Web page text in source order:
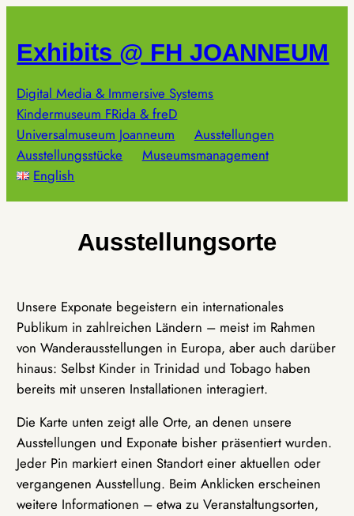
springen
Exhibits @ FH JOANNEUM
Digital Media & Immersive Systems
Kindermuseum FRida & freD
Universalmuseum Joanneum
Ausstellungen
Ausstellungsstücke
Museumsmanagement
English
Ausstellungsorte
Unsere Exponate begeistern ein internationales
Publikum in zahlreichen Ländern – meist im Rahmen
von Wanderausstellungen in Europa, aber auch darüber
hinaus: Selbst Kinder in Trinidad und Tobago haben
bereits mit unseren Installationen interagiert.
Die Karte unten zeigt alle Orte, an denen unsere
Ausstellungen und Exponate bisher präsentiert wurden.
Jeder Pin markiert einen Standort einer aktuellen oder
vergangenen Ausstellung. Beim Anklicken erscheinen
weitere Informationen – etwa zu Veranstaltungsorten,